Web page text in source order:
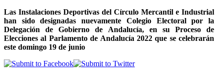
Las Instalaciones Deportivas del Círculo Mercantil e Industrial
han sido designadas nuevamente Colegio Electoral por la
Delegación de Gobierno de Andalucía, en su Proceso de
Elecciones al Parlamento de Andalucía 2022 que se celebrarán
este domingo 19 de junio